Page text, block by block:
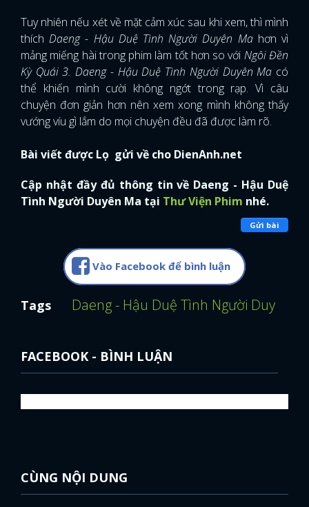
Tuy nhiên nếu xét về mặt cảm xúc sau khi xem, thì mình
thíchDaeng - Hậu Duệ Tình Người Duyên Mahơn vì
mảng miếng hài trong phim làm tốt hơn so với Ngôi Đền
Kỳ Quái 3. Daeng - Hậu Duệ Tình Người Duyên Ma có
thể khiến mình cười không ngớt trong rạp. Vì câu
chuyện đơn giản hơn nên xem xong mình không thấy
vướng víu gì lắm do mọi chuyện đều đã được làm rõ.
Bài viết được Lọ gửi về cho DienAnh.net
Cập nhật đầy đủ thông tin về Daeng - Hậu Duệ
Tình Người Duyên Ma tại Thư Viện Phim nhé.
Gửi bài
Vào Facebook để bình luận
Tags Daeng - Hậu Duệ Tình Người Duyên
FACEBOOK - BÌNH LUẬN
CÙNG NỘI DUNG